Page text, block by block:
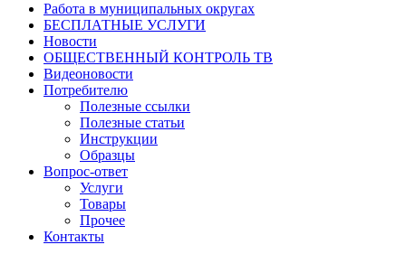
Работа в муниципальных округах
БЕСПЛАТНЫЕ УСЛУГИ
Новости
ОБЩЕСТВЕННЫЙ КОНТРОЛЬ ТВ
Видеоновости
Потребителю
Полезные ссылки
Полезные статьи
Инструкции
Образцы
Вопрос-ответ
Услуги
Товары
Прочее
Контакты